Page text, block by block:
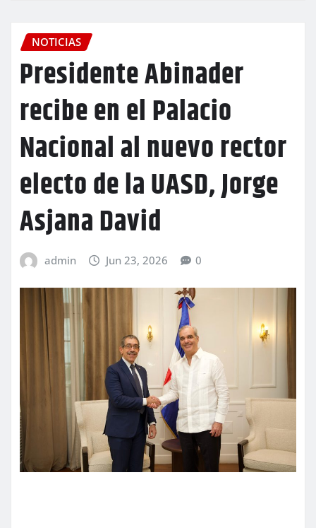
NOTICIAS
Presidente Abinader
recibe en el Palacio
Nacional al nuevo rector
electo de la UASD, Jorge
Asjana David
admin Jun 23, 2026 0